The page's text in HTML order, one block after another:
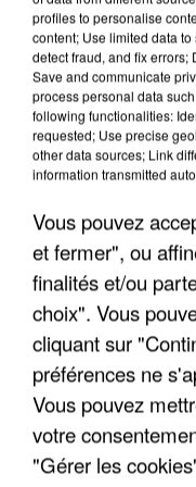
LES
FRANCE
"JE
"ON
profiles to personalise
content; Use limited data
detect fraud, and fix
Save and communicate
process personal data
following functionalities:
requested; Use precise
other data sources; Link
information transmitted
Vous pouvez
et fermer", ou
finalités et/ou
choix". Vous
cliquant sur
préférences ne
Vous pouvez
votre
"Gérer les